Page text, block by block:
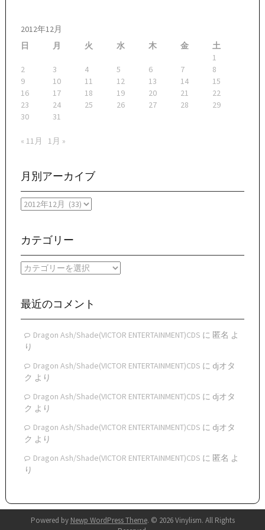
2012年12月
日
月 火 水 木 金
土
1
2
3 4 5 6 7
8
9
10 11 12 13 14
15
16
17 18 19 20 21
22
23
24 25 26 27 28
29
30
31
« 11月 1月 »
月別アーカイブ
月
ー
イ
ブ
カテゴリー
カ
リ
最近のコメント
Dragon Ash/Shade(VICTOR ENTERTAINMENT)CDS に 匿名 よ
り
Dragon Ash/Shade(VICTOR ENTERTAINMENT)CDS に djオタ
ク より
Dragon Ash/Shade(VICTOR ENTERTAINMENT)CDS に djオタ
ク より
Dragon Ash/Shade(VICTOR ENTERTAINMENT)CDS に djオタ
ク より
Dragon Ash/Shade(VICTOR ENTERTAINMENT)CDS に 匿名 よ
り
Powered by Newp WordPress Theme. © 2026 Vinylism. All Rights